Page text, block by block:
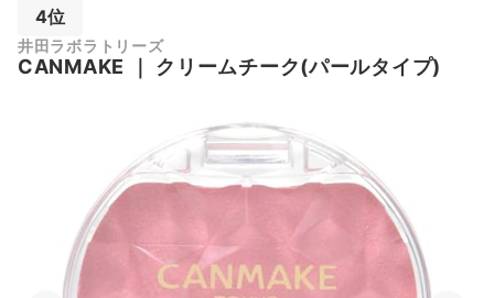
4位
井田ラボラトリーズ
CANMAKE ｜ クリームチーク(パールタイプ)